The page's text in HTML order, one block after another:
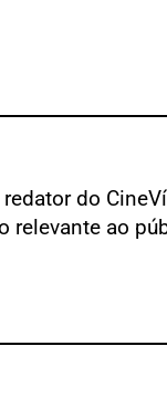
do
relevante ao